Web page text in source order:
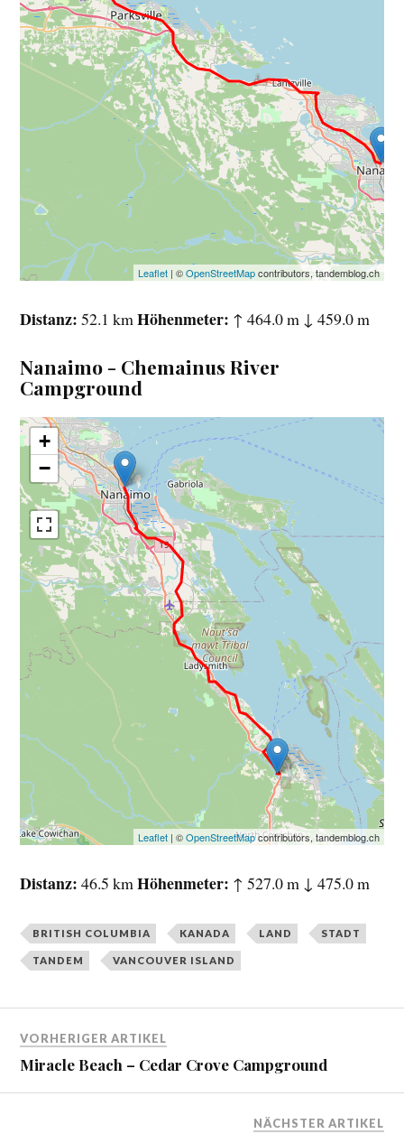
Leaflet| ©OpenStreetMapcontributors, tandemblog.ch
Distanz 52.1 km Höhenmeter ↑ 464.0 m ↓ 459.0 m
Nanaimo - Chemainus River
Campground
+
−
Leaflet| ©OpenStreetMapcontributors, tandemblog.ch
Distanz 46.5 km Höhenmeter ↑ 527.0 m ↓ 475.0 m
BRITISH COLUMBIA KANADA LAND STADT
TANDEM VANCOUVER ISLAND
VORHERIGER ARTIKEL
Miracle Beach – Cedar Crove Campground
NÄCHSTER ARTIKEL